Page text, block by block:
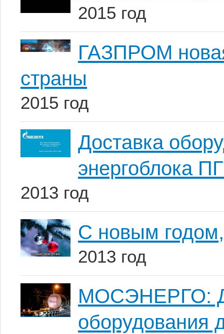
2015 год
ГАЗПРОМ
страны
2015 год
Доставка
энергоблока
2013 год
С новым
2013 год
МОСЭНЕРГО:
оборудования